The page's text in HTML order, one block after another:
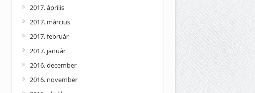
2017. április
2017. március
2017. február
2017. január
2016. december
2016. november